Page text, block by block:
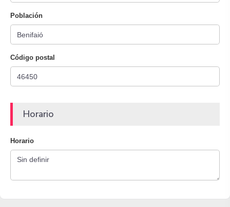
Población
Código postal
Horario
Horario